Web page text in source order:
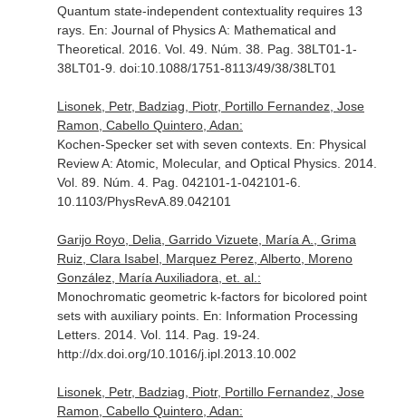
Quantum state-independent contextuality requires 13
rays. En: Journal of Physics A: Mathematical and
Theoretical. 2016. Vol. 49. Núm. 38. Pag. 38LT01-1-
38LT01-9. doi:10.1088/1751-8113/49/38/38LT01
Lisonek, Petr, Badziag, Piotr, Portillo Fernandez, Jose
Ramon, Cabello Quintero, Adan:
Kochen-Specker set with seven contexts. En: Physical
Review A: Atomic, Molecular, and Optical Physics. 2014.
Vol. 89. Núm. 4. Pag. 042101-1-042101-6.
10.1103/PhysRevA.89.042101
Garijo Royo, Delia, Garrido Vizuete, María A., Grima
Ruiz, Clara Isabel, Marquez Perez, Alberto, Moreno
González, María Auxiliadora, et. al.:
Monochromatic geometric k-factors for bicolored point
sets with auxiliary points. En: Information Processing
Letters. 2014. Vol. 114. Pag. 19-24.
http://dx.doi.org/10.1016/j.ipl.2013.10.002
Lisonek, Petr, Badziag, Piotr, Portillo Fernandez, Jose
Ramon, Cabello Quintero, Adan: